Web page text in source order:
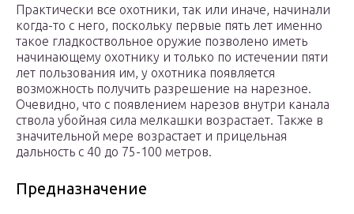
Практически все охотники, так или иначе, начинали
когда-то с него, поскольку первые пять лет именно
такое гладкоствольное оружие позволено иметь
начинающему охотнику и только по истечении пяти
лет пользования им, у охотника появляется
возможность получить разрешение на нарезное.
Очевидно, что с появлением нарезов внутри канала
ствола убойная сила мелкашки возрастает. Также в
значительной мере возрастает и прицельная
дальность с 40 до 75-100 метров.
Предназначение